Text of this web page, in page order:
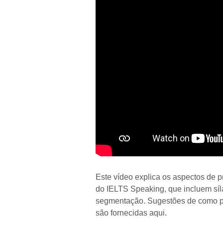
Este vídeo explica os aspectos de
do IELTS Speaking, que incluem
segmentação. Sugestões de como
são fornecidas aqui.